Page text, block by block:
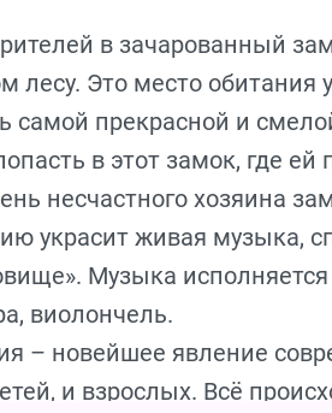
в зачарованный
Это место обитания
самой прекрасной и
в этот замок, где ей
несчастного хозяина
украсит живая музыка,
Музыка
виолончель.
– новейшее явление
и взрослых. Всё